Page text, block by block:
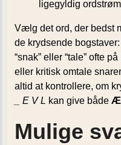
ligegyldig
Vælg det ord, der bedst
de krydsende
“snak” eller “tale” ofte
eller kritisk omtale
altid at kontrollere, om
_ E V L kan give både
Mulige